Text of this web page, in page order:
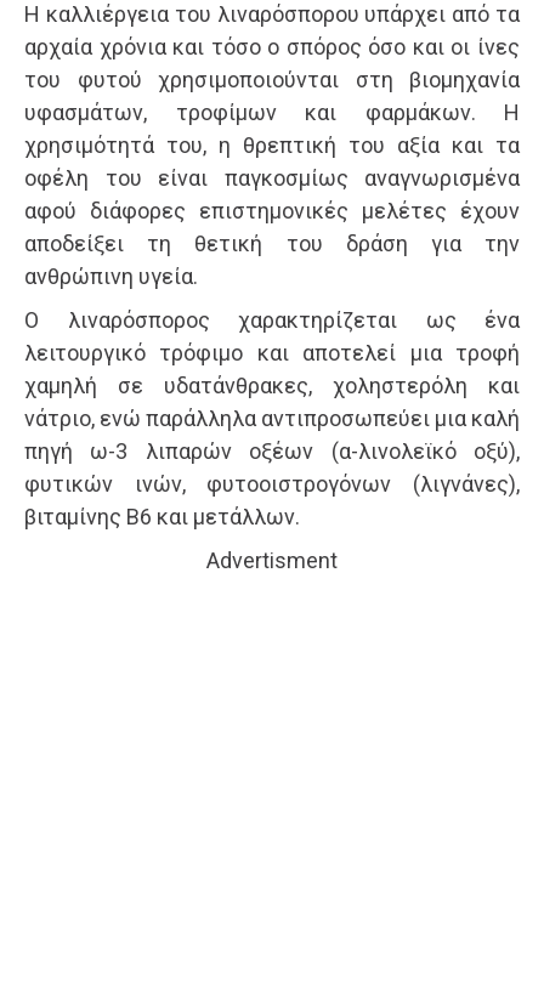
Η καλλιέργεια του λιναρόσπορου υπάρχει από τα
αρχαία χρόνια και τόσο ο σπόρος όσο και οι ίνες
του φυτού χρησιμοποιούνται στη βιομηχανία
υφασμάτων, τροφίμων και φαρμάκων. Η
χρησιμότητά του, η θρεπτική του αξία και τα
οφέλη του είναι παγκοσμίως αναγνωρισμένα
αφού διάφορες επιστημονικές μελέτες έχουν
αποδείξει τη θετική του δράση για την
ανθρώπινη υγεία.
Ο λιναρόσπορος χαρακτηρίζεται ως ένα
λειτουργικό τρόφιμο και αποτελεί μια τροφή
χαμηλή σε υδατάνθρακες, χοληστερόλη και
νάτριο, ενώ παράλληλα αντιπροσωπεύει μια καλή
πηγή ω-3 λιπαρών οξέων (α-λινολεϊκό οξύ),
φυτικών ινών, φυτοοιστρογόνων (λιγνάνες),
βιταμίνης Β6 και μετάλλων.
Advertisment